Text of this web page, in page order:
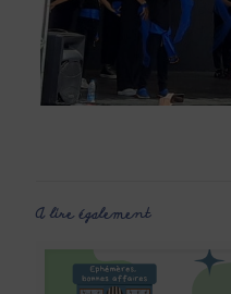
A lire également